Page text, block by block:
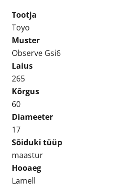
Lamell
kogus
Tootja
Toyo
Muster
Observe Gsi6
Laius
265
Kõrgus
60
Diameeter
17
Sõiduki tüüp
maastur
Hooaeg
Lamell